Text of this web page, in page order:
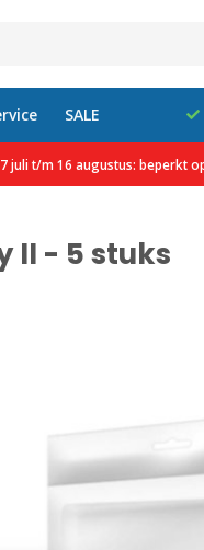
SALE
juli t/m 16 augustus: beperkt
II - 5 stuks